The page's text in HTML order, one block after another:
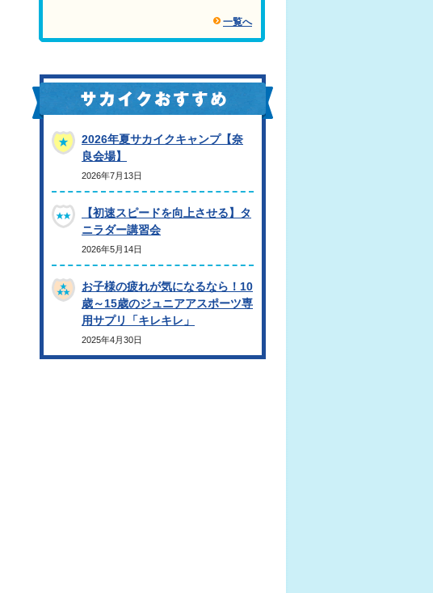
一覧へ
2026年夏サカイクキャンプ【奈
良会場】
2026年7月13日
【初速スピードを向上させる】タ
ニラダー講習会
2026年5月14日
お子様の疲れが気になるなら！10
歳～15歳のジュニアアスポーツ専
用サプリ「キレキレ」
2025年4月30日